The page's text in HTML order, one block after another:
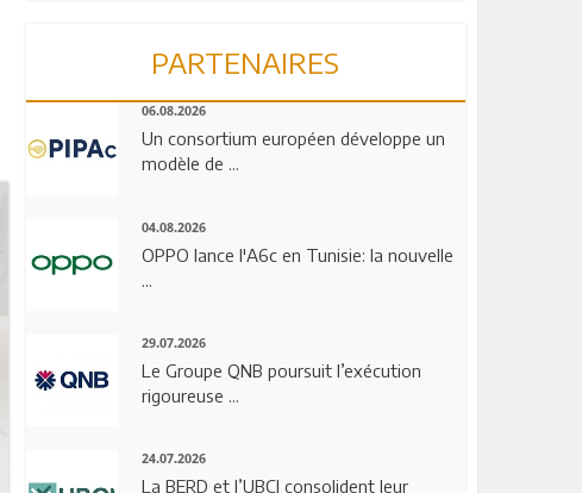
PARTENAIRES
06.08.2026
Un consortium européen développe un
modèle de ...
04.08.2026
OPPO lance l'A6c en Tunisie: la nouvelle
...
29.07.2026
Le Groupe QNB poursuit l’exécution
rigoureuse ...
24.07.2026
La BERD et l’UBCI consolident leur